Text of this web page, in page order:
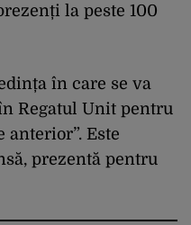
la peste 100
în care se va
Regatul Unit pentru
anterior”. Este
prezentă pentru